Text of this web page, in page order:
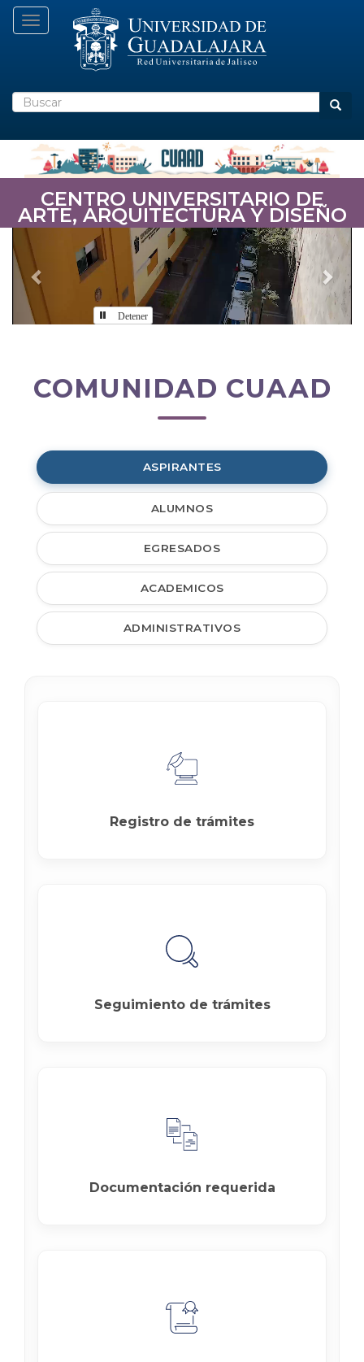
Pasar
Toggle navigation
Buscar
CENTRO UNIVERSITARIO DE
ARTE, ARQUITECTURA Y DISEÑO
Previous Next
Detener
Comunidad
COMUNIDAD CUAAD
ASPIRANTES
ALUMNOS
EGRESADOS
ACADEMICOS
ADMINISTRATIVOS
Registro de trámites
Seguimiento de trámites
Documentación requerida